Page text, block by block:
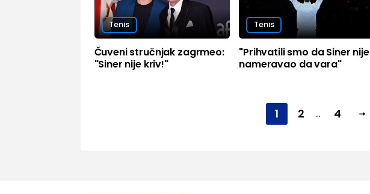
Tenis
Čuveni stručnjak zagrmeo:
"Siner nije kriv!"
Tenis
"Prihvatili smo da Siner nije
nameravao da vara"
1 2 ... 4